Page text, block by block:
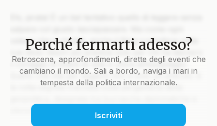
veliero che si rispetti, anche il Blog custodisce nelle
sue stive i tesori più preziosi solo per chi ha davvero
il coraggio di issare le vele e unirsi all’equipaggio.
Quello che stai per leggere non è solo un articolo: è
la rotta segreta tracciata sulla pergamena della
silenzi che parlano più di mille colpi di cannone.
Perché fermarti adesso?
Retroscena, approfondimenti, dirette degli eventi che
cambiano il mondo. Sali a bordo, naviga i mari in
tempesta della politica internazionale.
Iscriviti